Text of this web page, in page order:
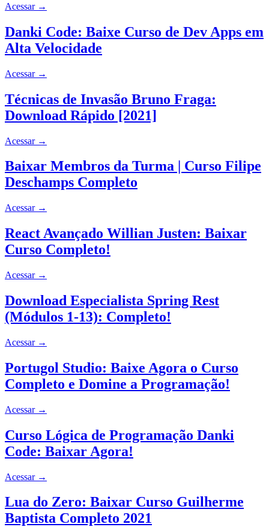
Acessar →
Danki Code: Baixe Curso de Dev Apps em
Alta Velocidade
Acessar →
Técnicas de Invasão Bruno Fraga:
Download Rápido [2021]
Acessar →
Baixar Membros da Turma | Curso Filipe
Deschamps Completo
Acessar →
React Avançado Willian Justen: Baixar
Curso Completo!
Acessar →
Download Especialista Spring Rest
(Módulos 1-13): Completo!
Acessar →
Portugol Studio: Baixe Agora o Curso
Completo e Domine a Programação!
Acessar →
Curso Lógica de Programação Danki
Code: Baixar Agora!
Acessar →
Lua do Zero: Baixar Curso Guilherme
Baptista Completo 2021